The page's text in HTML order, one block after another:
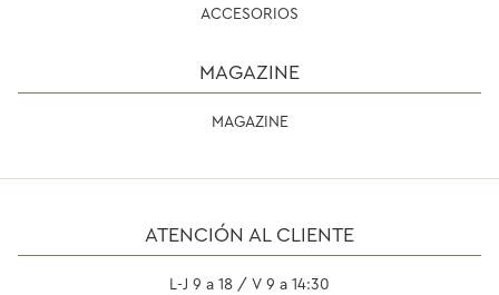
ACCESORIOS
MAGAZINE
MAGAZINE
ATENCIÓN AL CLIENTE
L-J 9 a 18 / V 9 a 14:30